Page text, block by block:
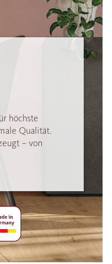
höchste
Qualität.
– von